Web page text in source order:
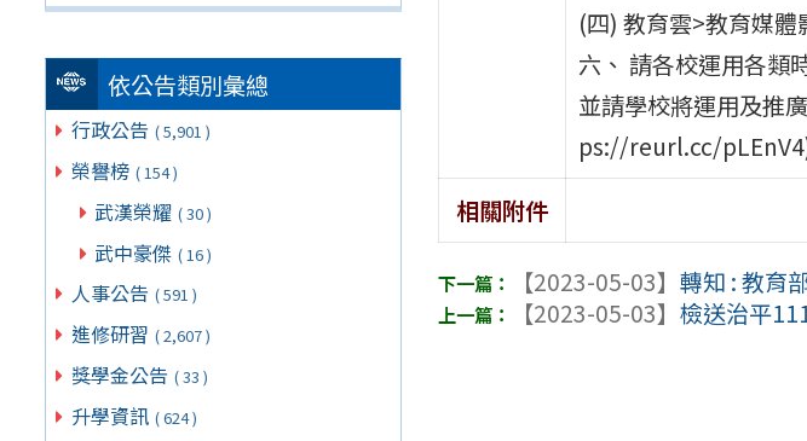
依公告類別彙總
行政公告 ( 5,901 )
榮譽榜 ( 154 )
武漢榮耀 ( 30 )
武中豪傑 ( 16 )
人事公告 ( 591 )
進修研習 ( 2,607 )
獎學金公告 ( 33 )
升學資訊 ( 624 )
(四) 教育雲>教育媒體
六、 請各校運用各類
並請學校將運用及推
ps://reurl.cc/
相關附件
【2023-05-03】轉知 : 教育
【2023-05-03】檢送治平